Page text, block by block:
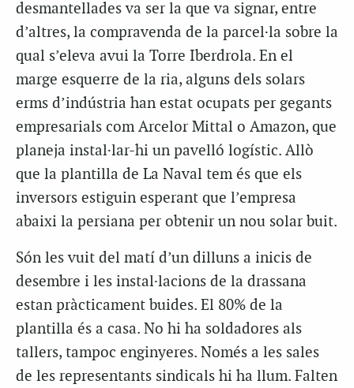
desmantellades va ser la que va signar, entre
d’altres, la compravenda de la parcel·la sobre la
qual s’eleva avui la Torre Iberdrola. En el
marge esquerre de la ria, alguns dels solars
erms d’indústria han estat ocupats per gegants
empresarials com Arcelor Mittal o Amazon, que
planeja instal·lar-hi un pavelló logístic. Allò
que la plantilla de La Naval tem és que els
inversors estiguin esperant que l’empresa
abaixi la persiana per obtenir un nou solar buit.
Són les vuit del matí d’un dilluns a inicis de
desembre i les instal·lacions de la drassana
estan pràcticament buides. El 80% de la
plantilla és a casa. No hi ha soldadores als
tallers, tampoc enginyeres. Només a les sales
de les representants sindicals hi ha llum. Falten